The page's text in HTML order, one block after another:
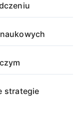
strategie